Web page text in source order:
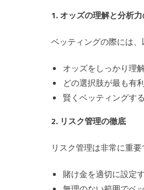
1. オッズの理解と分析
ベッティングの際には
オッズをしっかり理
どの選択肢が最も有
賢くベッティングする
2. リスク管理の徹底
リスク管理は非常に重
賭け金を適切に設定